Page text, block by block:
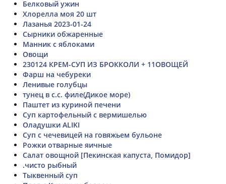
Белковый ужин
Хлорелла моя 20 шт
Лазанья 2023-01-24
Сырники обжаренные
Манник с яблоками
Овощи
230124 КРЕМ-СУП ИЗ БРОККОЛИ + 11ОВОЩЕЙ
Фарш на чебуреки
Ленивые голубцы
тунец в с.с. филе(Дикое море)
Паштет из куриной печени
Суп картофельный с вермишелью
Оладушки ALIKI
Суп с чечевицей на говяжьем бульоне
Рожки отварные яичные
Салат овощной [Пекинская капуста, Помидор]
.чисто рыбный
Тыквенный суп